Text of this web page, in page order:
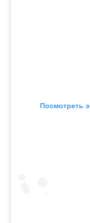
Посмотреть